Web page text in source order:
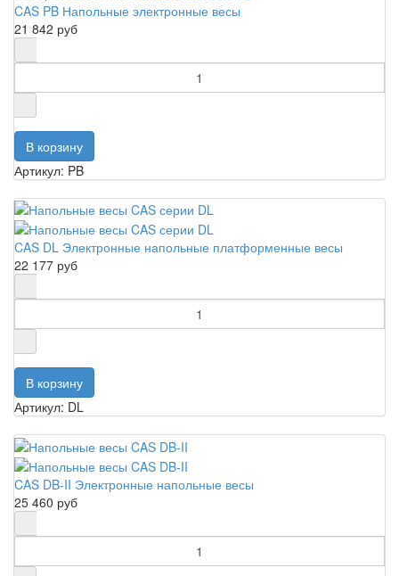
CAS PB Напольные электронные весы
21 842 руб
Артикул: PB
CAS DL Электронные напольные платформенные весы
22 177 руб
Артикул: DL
CAS DB-II Электронные напольные весы
25 460 руб